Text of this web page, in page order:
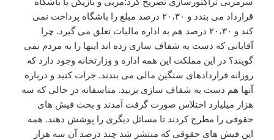
قرارداد می بندد و ۲۰،۳۰ درصد مبلغ را باشگاه پرداخت نمی
کند و ۲۰،۳۰ درصد هم به اداره مالیات تعلق می گیرد. چرا
آقایانی که دست به شفاف سازی زده اند اینها را به مردم نمی
گویند؟ در این مملکت این همه اداره و وزارتخانه وجود دارد که
روزانه قراردادهای سنگین مالی می بندند. جرات کنید و درباره
آنها هم دست به شفاف سازی بزنید. متاسفانه در حالی که سه
هزار میلیارد اختلاس صورت گرفت آمدند و بحث فیش های
حقوقی را مطرح کردند تا مسائل دیگری را پوشش دهند. همه
این فیش های حقوقی که منتشر شد چند درصد آن سه هزار